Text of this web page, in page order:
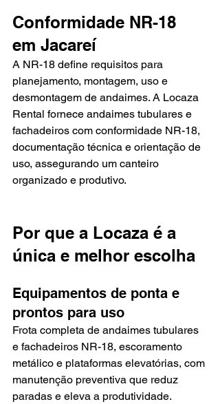
Conformidade NR-18
em Jacareí
A NR-18 define requisitos para
planejamento, montagem, uso e
desmontagem de andaimes. A Locaza
Rental fornece andaimes tubulares e
fachadeiros com conformidade NR-18,
documentação técnica e orientação de
uso, assegurando um canteiro
organizado e produtivo.
Por que a Locaza é a
única e melhor escolha
Equipamentos de ponta e
prontos para uso
Frota completa de andaimes tubulares
e fachadeiros NR-18, escoramento
metálico e plataformas elevatórias, com
manutenção preventiva que reduz
paradas e eleva a produtividade.